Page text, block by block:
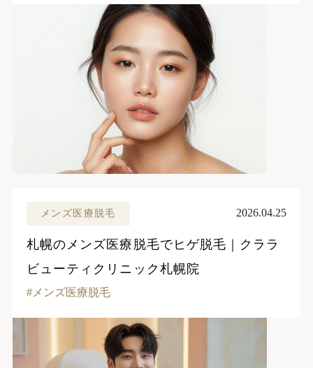
メンズ医療脱毛 2026.04.25
札幌のメンズ医療脱毛でヒゲ脱毛｜クララ
ビューティクリニック札幌院
メンズ医療脱毛